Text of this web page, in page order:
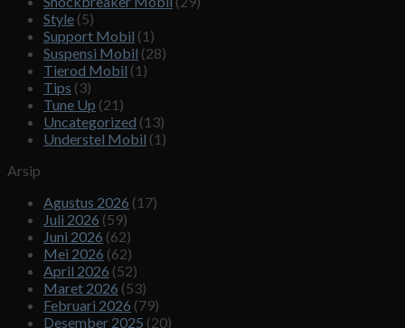
Style (5)
Support Mobil (1)
Suspensi Mobil (28)
Tierod Mobil (1)
Tips (3)
Tune Up (21)
Uncategorized (13)
Understel Mobil (1)
Arsip
Agustus 2026 (17)
Juli 2026 (59)
Juni 2026 (62)
Mei 2026 (62)
April 2026 (52)
Maret 2026 (53)
Februari 2026 (79)
Desember 2025 (20)